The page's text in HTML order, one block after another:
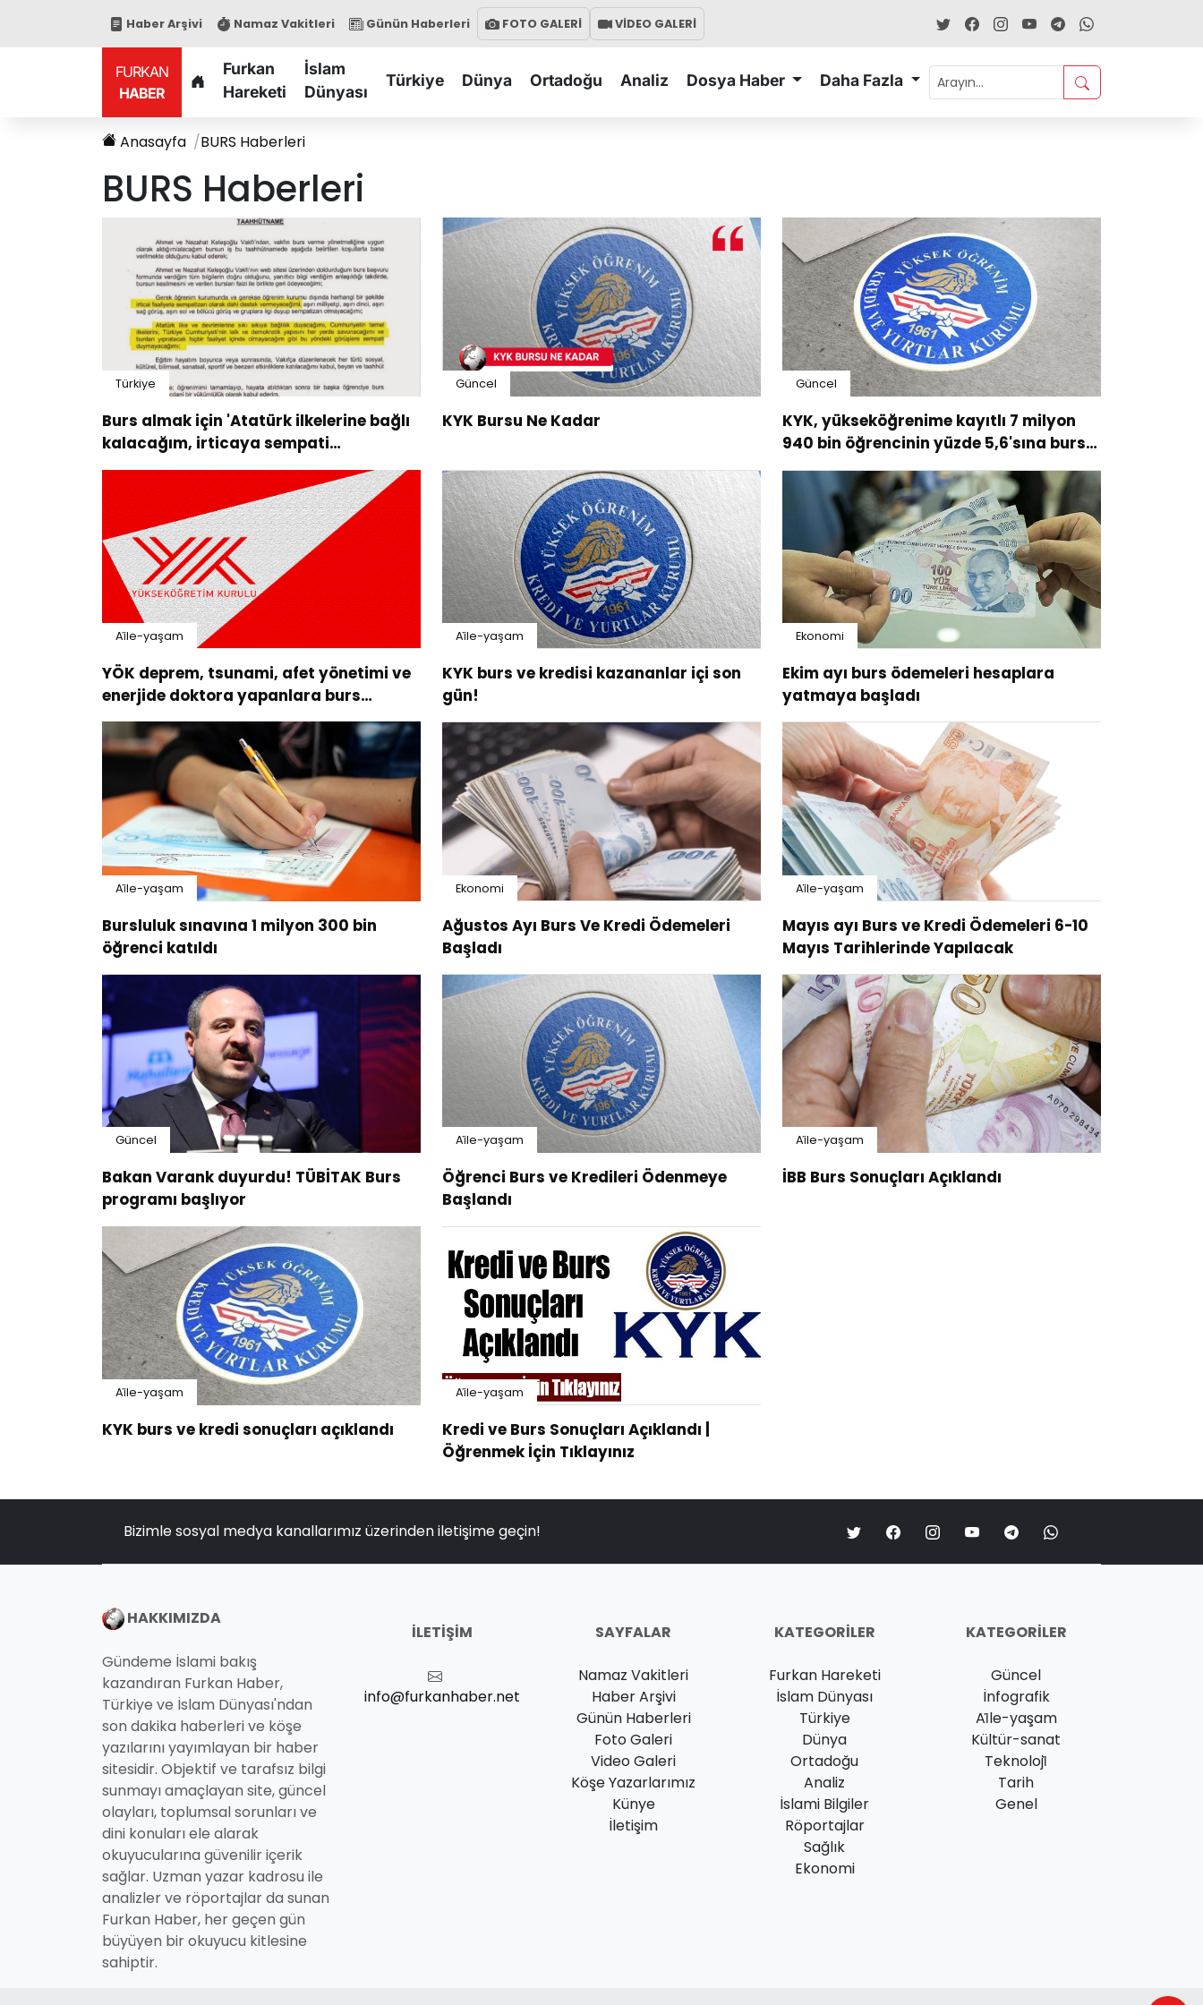
Haber Arşivi Namaz Vakitleri Günün Haberleri FOTO GALERİ VİDEO GALERİ
FURKAN
HABER
Furkan
Hareketi
İslam
Dünyası
Türkiye Dünya Ortadoğu Analiz Dosya Haber Daha Fazla
Anasayfa BURS Haberleri
BURS Haberleri
Türkiye
Burs almak için 'Atatürk ilkelerine bağlı
kalacağım, irticaya sempati
duymayacağım' taahhüdü istendi
Güncel
KYK Bursu Ne Kadar
Güncel
KYK, yükseköğrenime kayıtlı 7 milyon
940 bin öğrencinin yüzde 5,6'sına burs
veriyor
Ai̇le-yaşam
YÖK deprem, tsunami, afet yönetimi ve
enerjide doktora yapanlara burs
verecek
Ai̇le-yaşam
KYK burs ve kredisi kazananlar içi son
gün!
Ekonomi
Ekim ayı burs ödemeleri hesaplara
yatmaya başladı
Ai̇le-yaşam
Bursluluk sınavına 1 milyon 300 bin
öğrenci katıldı
Ekonomi
Ağustos Ayı Burs Ve Kredi Ödemeleri
Başladı
Ai̇le-yaşam
Mayıs ayı Burs ve Kredi Ödemeleri 6-10
Mayıs Tarihlerinde Yapılacak
Güncel
Bakan Varank duyurdu! TÜBİTAK Burs
programı başlıyor
Ai̇le-yaşam
Öğrenci Burs ve Kredileri Ödenmeye
Başlandı
Ai̇le-yaşam
İBB Burs Sonuçları Açıklandı
Ai̇le-yaşam
KYK burs ve kredi sonuçları açıklandı
Ai̇le-yaşam
Kredi ve Burs Sonuçları Açıklandı |
Öğrenmek İçin Tıklayınız
Bizimle sosyal medya kanallarımız üzerinden iletişime geçin!
HAKKIMIZDA
Gündeme İslami bakış
kazandıran Furkan Haber,
Türkiye ve İslam Dünyası'ndan
son dakika haberleri ve köşe
yazılarını yayımlayan bir haber
sitesidir. Objektif ve tarafsız bilgi
sunmayı amaçlayan site, güncel
olayları, toplumsal sorunları ve
dini konuları ele alarak
okuyucularına güvenilir içerik
sağlar. Uzman yazar kadrosu ile
analizler ve röportajlar da sunan
Furkan Haber, her geçen gün
büyüyen bir okuyucu kitlesine
sahiptir.
İLETIŞIM
info@furkanhaber.net
SAYFALAR
Namaz Vakitleri
Haber Arşivi
Günün Haberleri
Foto Galeri
Video Galeri
Köşe Yazarlarımız
Künye
İletişim
KATEGORILER
Furkan Hareketi
İslam Dünyası
Türkiye
Dünya
Ortadoğu
Analiz
İslami Bilgiler
Röportajlar
Sağlık
Ekonomi
KATEGORILER
Güncel
İnfografik
Ai̇le-yaşam
Kültür-sanat
Teknoloji̇
Tarih
Genel